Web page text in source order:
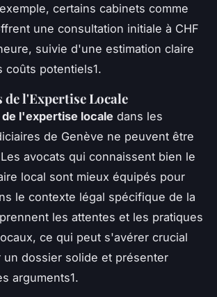
certains cabinets comme
une consultation initiale à CHF
suivie d'une estimation claire
coûts potentiels1.
de l'Expertise Locale
l'expertise locale dans les
de Genève ne peuvent être
avocats qui connaissent bien le
local sont mieux équipés pour
le contexte légal spécifique de la
les attentes et les pratiques
ce qui peut s'avérer crucial
un dossier solide et présenter
arguments1.